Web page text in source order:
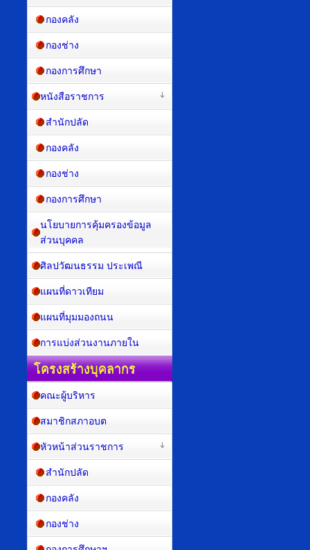
กองคลัง
กองช่าง
กองการศึกษา
หนังสือราชการ
สำนักปลัด
กองคลัง
กองช่าง
กองการศึกษา
นโยบายการคุ้มครองข้อมูล
ส่วนบุคคล
ศิลปวัฒนธรรม ประเพณี
แผนที่ดาวเทียม
แผนที่มุมมองถนน
การแบ่งส่วนงานภายใน
โครงสร้างบุคลากร
คณะผู้บริหาร
สมาชิกสภาอบต
หัวหน้าส่วนราชการ
สำนักปลัด
กองคลัง
กองช่าง